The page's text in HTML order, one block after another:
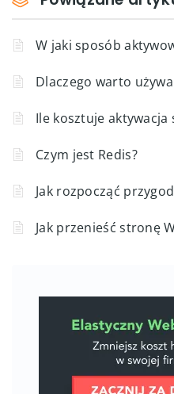
W jaki sposób
Dlaczego warto
Ile kosztuje aktywacja
Czym jest Redis?
Jak rozpocząć
Jak przenieść stronę